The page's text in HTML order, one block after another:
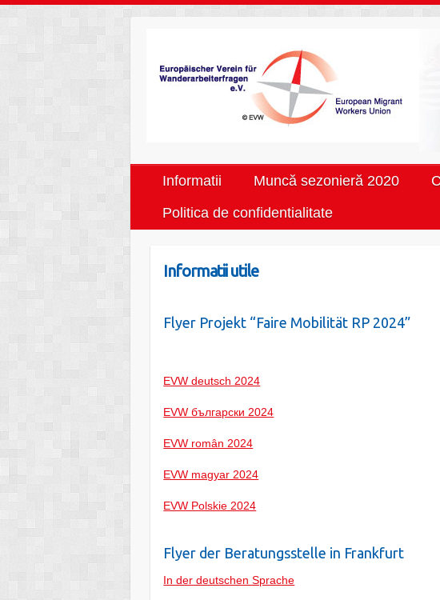
Informatii Muncă sezonieră 2020
Politica de confidentialitate
Informatii utile
Flyer Projekt “Faire Mobilität RP 2024”
EVW deutsch 2024
EVW български 2024
EVW român 2024
EVW magyar 2024
EVW Polskie 2024
Flyer der Beratungsstelle in Frankfurt
In der deutschen Sprache